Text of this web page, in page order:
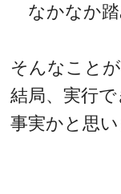
なかなか踏
そんなこと
結局、実行
事実かと思い